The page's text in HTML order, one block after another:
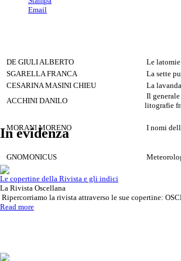
Email
DE GIULI ALBERTO
Le
SGARELLA FRANCA
La sette
CESARINA MASINI CHIEU
La lavanda
ACCHINI DANILO
Il
litografie
MORANI MORENO I nomi
GNOMONICUS
In evidenza
Le copertine della Rivista e gli indici
La Rivista Oscellana
Ripercorriamo la rivista attraverso le sue copertine:
Read more